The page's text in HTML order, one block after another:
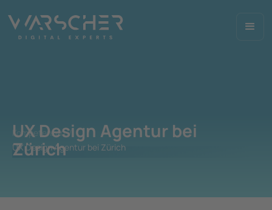
Kompetenzen /
UX Design Agentur bei Zürich
UX Design Agentur bei
Zürich